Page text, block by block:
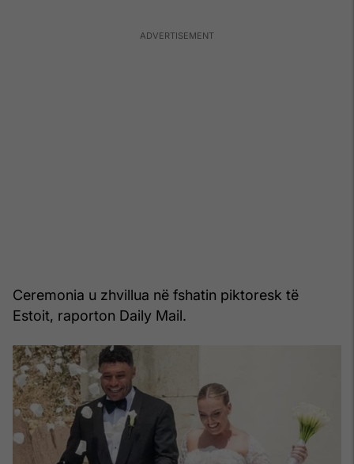
Ceremonia u zhvillua në fshatin piktoresk të
Estoit, raporton Daily Mail.